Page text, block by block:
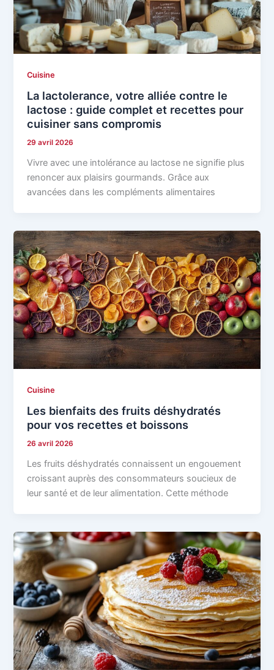
Cuisine
La lactolerance, votre alliée contre le
lactose : guide complet et recettes pour
cuisiner sans compromis
29 avril 2026
Vivre avec une intolérance au lactose ne signifie plus
renoncer aux plaisirs gourmands. Grâce aux
avancées dans les compléments alimentaires
Cuisine
Les bienfaits des fruits déshydratés
pour vos recettes et boissons
26 avril 2026
Les fruits déshydratés connaissent un engouement
croissant auprès des consommateurs soucieux de
leur santé et de leur alimentation. Cette méthode